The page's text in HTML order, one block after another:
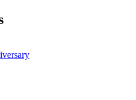
un diseño elegante
programa de copas y vasos)